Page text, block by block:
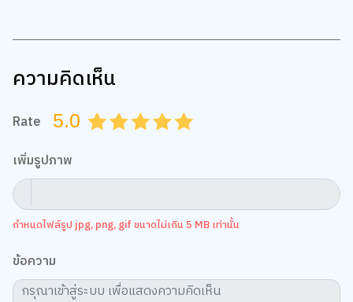
ความคิดเห็น
Rate 5.0 4.5
4.0
3.5
3.0
2.5
2.0
1.5
1.0
0.5
เพิ่มรูปภาพ
กำหนดไฟล์รูป jpg, png, gif ขนาดไม่เกิน 5 MB เท่านั้น
ข้อความ